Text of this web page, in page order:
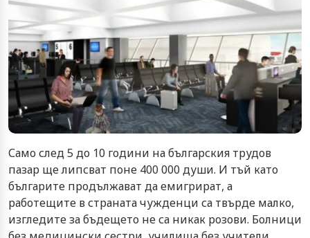
Само след 5 до 10 години на българския трудов
пазар ще липсват поне 400 000 души. И тъй като
българите продължават да емигрират, а
работещите в страната чужденци са твърде малко,
изгледите за бъдещето не са никак розови. Болници